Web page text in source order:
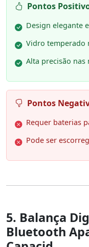
Pontos
Design elegante
Vidro temperado
Alta precisão nas
Pontos
Requer baterias
Pode ser
5. Balança
Bluetooth